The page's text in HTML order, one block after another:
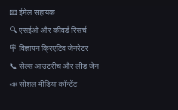
📧 ईमेल सहायक
🔍 एसईओ और कीवर्ड रिसर्च
🪧 विज्ञापन क्रिएटिव जेनरेटर
📞 सेल्स आउटरीच और लीड जेन
📣 सोशल मीडिया कॉन्टेंट